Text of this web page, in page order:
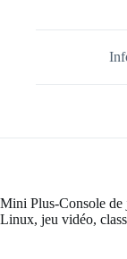
Mini Plus-Console de
Linux, jeu vidéo,